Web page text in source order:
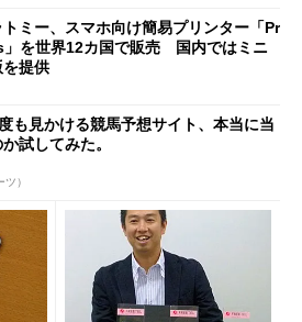
トミー、スマホ向け簡易プリンター「Pr
を世界12カ国で販売 国内ではミニ
提供
も見かける競馬予想サイト、本当に当
試してみた。
）